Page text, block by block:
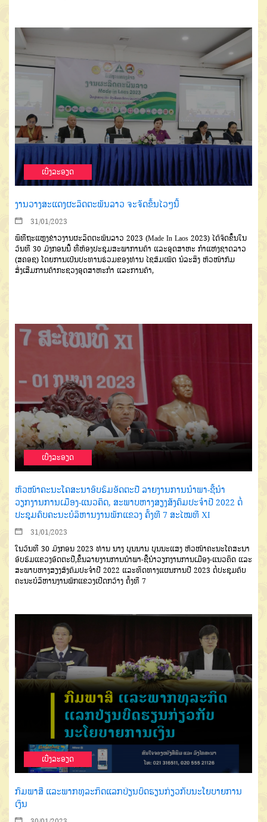
ເບີ່ງລະອຽດ
ງານວາງສະແດງຜະລິດຕະພັນລາວ ຈະຈັດຂຶ້ນໄວໆນີ້
31/01/2023
ພິທີຖະແຫຼງຂ່າວງານຜະລິດຕະພັນລາວ 2023 (Made In Laos 2023) ໄດ້ຈັດຂຶ້ນໃນ
ວັນທີ 30 ມັງກອນນີ້ ທີ່ຫ້ອງປະຊຸມສະພາການຄ້າ ແລະອຸດສາຫະ ກຳແຫ່ງຊາດລາວ
(ສຄອຊ) ໂດຍການເປັນປະທານຮ່ວມຂອງທ່ານ ໄຊສົມເພັດ ນໍລະສິງ ຫົວໜ້າກົມ
ສົ່ງເສີມການຄ້າກະຊວງອຸດສາຫະກໍາ ແລະການຄ້າ,
ເບີ່ງລະອຽດ
ຫົວໜ້າຄະນະໂຄສະນາອົບຮົມອັດຕະປື ລາຍງານການນຳພາ-ຊີ້ນຳ
ວຽກງານການເມືອງ-ແນວຄິດ, ສະພາບຫາງສຽງສັງຄົມປະຈຳປີ 2022 ຕໍ່
ປະຊຸມຄົບຄະນະບໍລິຫານງານພັກແຂວງ ຄັ້ງທີ 7 ສະໄໝທີ XI
31/01/2023
ໃນວັນທີ 30 ມັງກອນ 2023 ທ່ານ ນາງ ບຸນນານ ບຸນນະແສງ ຫົວໜ້າຄະນະໂຄສະນາ
ອົບຮົມແຂວງອັດຕະປື,ຂຶ້ນລາຍງານການນຳພາ-ຊີ້ນຳວຽກງານການເມືອງ-ແນວຄິດ ແລະ
ສະພາບຫາງສຽງສັງຄົມປະຈຳປີ 2022 ແລະທິດທາງແຜນການປີ 2023 ຕໍ່ປະຊຸມຄົບ
ຄະນະບໍລິຫານງານພັກແຂວງເປີດກວ້າງ ຄັ້ງທີ 7
ເບີ່ງລະອຽດ
ກົມພາສີ ແລະພາກທຸລະກິດແລກປ່ຽນບົດຮຽນກ່ຽວກັບນະໂຍບາຍການ
ເງິນ